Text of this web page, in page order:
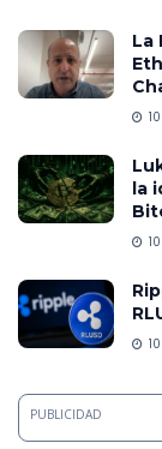
La
la
PUBLICIDAD